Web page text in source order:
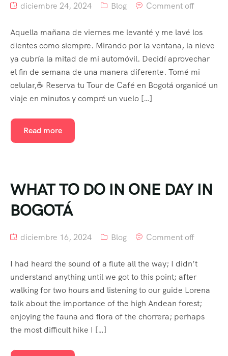
diciembre 24, 2024 Blog Comment off
Aquella mañana de viernes me levanté y me lavé los
dientes como siempre. Mirando por la ventana, la nieve
ya cubría la mitad de mi automóvil. Decidí aprovechar
el fin de semana de una manera diferente. Tomé mi
celular,☕ Reserva tu Tour de Café en Bogotá organicé un
viaje en minutos y compré un vuelo […]
Read more
WHAT TO DO IN ONE DAY IN
BOGOTÁ
diciembre 16, 2024 Blog Comment off
I had heard the sound of a flute all the way; I didn’t
understand anything until we got to this point; after
walking for two hours and listening to our guide Lorena
talk about the importance of the high Andean forest;
enjoying the fauna and flora of the chorrera; perhaps
the most difficult hike I […]